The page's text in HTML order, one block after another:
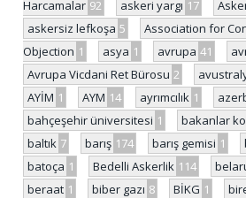
Harcamalar 92 askeri yargı 17
askersiz lefkoşa 5
Association for
Objection 1 asya 1 avrupa 41
Avrupa Vicdani Ret Bürosu 2
AYİM 1 AYM 14 ayrımcılık 1
bahçeşehir üniversitesi 1 bakanlar
baltık 7 barış 174 barış gemisi 1
batoça 1 Bedelli Askerlik 114
beraat 1 biber gazı 8 BİKG 1